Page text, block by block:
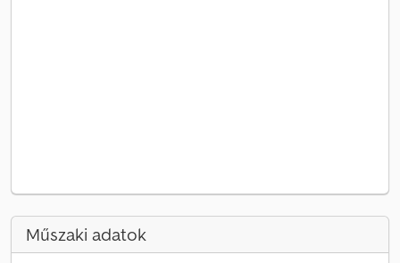
Műszaki adatok